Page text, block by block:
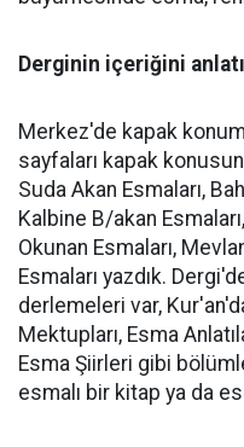
Derginin içeriğini
Merkez'de kapak
sayfaları kapak
Suda Akan Esmaları,
Kalbine B/akan
Okunan Esmaları,
Esmaları yazdık.
derlemeleri var,
Mektupları, Esma
Esma Şiirleri gibi
esmalı bir kitap ya da